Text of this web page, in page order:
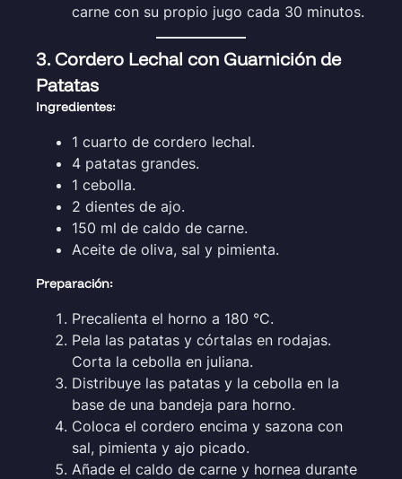
carne con su propio jugo cada 30 minutos.
3. Cordero Lechal con Guarnición de
Patatas
Ingredientes:
1 cuarto de cordero lechal.
4 patatas grandes.
1 cebolla.
2 dientes de ajo.
150 ml de caldo de carne.
Aceite de oliva, sal y pimienta.
Preparación:
Precalienta el horno a 180 °C.
Pela las patatas y córtalas en rodajas.
Corta la cebolla en juliana.
Distribuye las patatas y la cebolla en la
base de una bandeja para horno.
Coloca el cordero encima y sazona con
sal, pimienta y ajo picado.
Añade el caldo de carne y hornea durante